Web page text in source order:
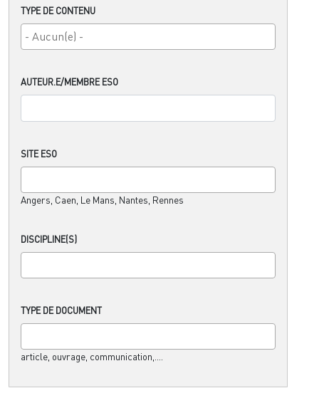
TYPE DE CONTENU
AUTEUR.E/MEMBRE ESO
SITE ESO
Angers, Caen, Le Mans, Nantes, Rennes
DISCIPLINE(S)
TYPE DE DOCUMENT
article, ouvrage, communication,....